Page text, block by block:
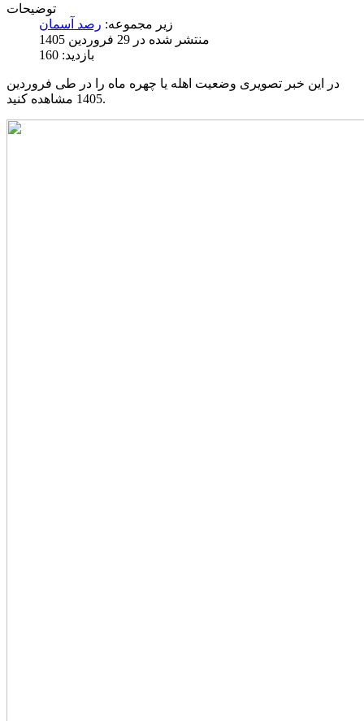
توضیحات
زیر مجموعه: رصد آسمان
منتشر شده در 29 فروردين 1405
بازدید: 160
در این خبر تصویری وضعیت اهله یا چهره ماه را در طی فروردین
1405 مشاهده کنید.